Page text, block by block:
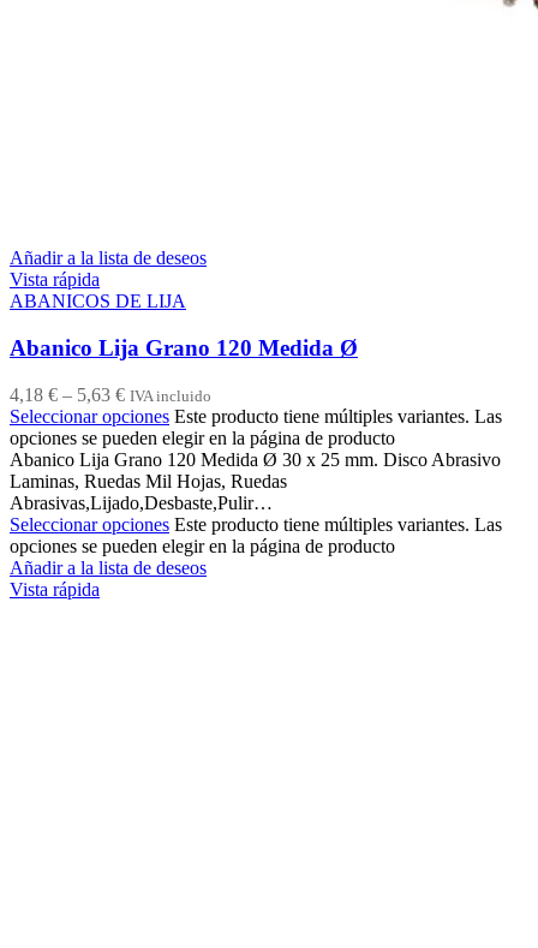
Añadir a la lista de deseos
Vista rápida
ABANICOS DE LIJA
Abanico Lija Grano 120 Medida Ø
4,18 € – 5,63 € IVA incluido
Seleccionar opciones Este producto tiene múltiples variantes. Las
opciones se pueden elegir en la página de producto
Abanico Lija Grano 120 Medida Ø 30 x 25 mm. Disco Abrasivo
Laminas, Ruedas Mil Hojas, Ruedas
Abrasivas,Lijado,Desbaste,Pulir…
Seleccionar opciones Este producto tiene múltiples variantes. Las
opciones se pueden elegir en la página de producto
Añadir a la lista de deseos
Vista rápida